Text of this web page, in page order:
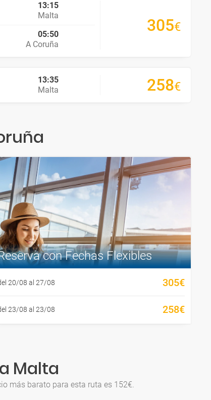
13:15
Malta
05:50
A Coruña
305€
13:35
Malta
258€
con Fechas Flexibles
20/08 al 27/08 305€
23/08 al 23/08 258€
Malta
más barato para esta ruta es 152€.